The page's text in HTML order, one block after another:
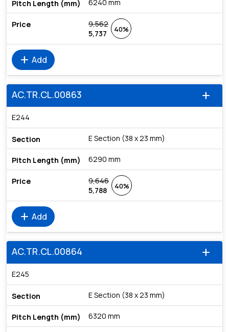
6240 mm
9,562
5,737
40%
add Add
add
AC.TR.CL.00863
E244
E Section (38 x 23 mm)
6290 mm
9,646
5,788
40%
add Add
add
AC.TR.CL.00864
E245
E Section (38 x 23 mm)
6320 mm